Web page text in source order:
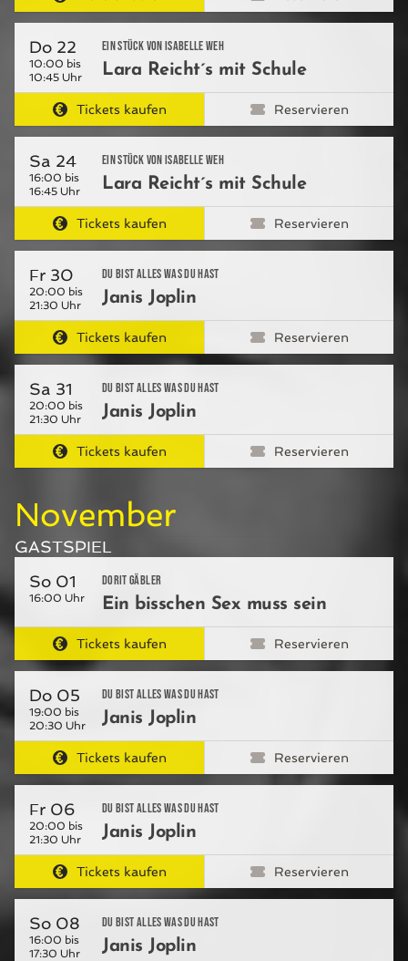
Do 22
10:00 bis
10:45 Uhr
ein Stück von Isabelle Weh
Lara Reicht´s mit Schule
Tickets kaufen Reservieren
Sa 24
16:00 bis
16:45 Uhr
ein Stück von Isabelle Weh
Lara Reicht´s mit Schule
Tickets kaufen Reservieren
Fr 30
20:00 bis
21:30 Uhr
Du bist alles was du hast
Janis Joplin
Tickets kaufen Reservieren
Sa 31
20:00 bis
21:30 Uhr
Du bist alles was du hast
Janis Joplin
Tickets kaufen Reservieren
November
GASTSPIEL
So 01
16:00 Uhr
Dorit Gäbler
Ein bisschen Sex muss sein
Tickets kaufen Reservieren
Do 05
19:00 bis
20:30 Uhr
Du bist alles was du hast
Janis Joplin
Tickets kaufen Reservieren
Fr 06
20:00 bis
21:30 Uhr
Du bist alles was du hast
Janis Joplin
Tickets kaufen Reservieren
So 08
16:00 bis
17:30 Uhr
Du bist alles was du hast
Janis Joplin